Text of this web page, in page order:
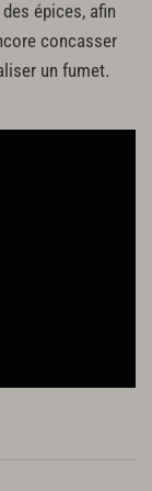
épices, afin
concasser
un fumet.